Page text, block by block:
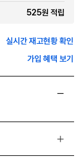
525원 적립
실시간 재고현황 확인
가입 혜택 보기